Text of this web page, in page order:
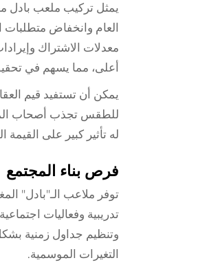
يمثل تركيب ملعب بادل
العام وانخفاض متطلبات
معدلات الاشتراك
أعلى، مما يسهم في
يمكن أن تستفيد قيم
للطقس تجذب أصحاب
له تأثير كبير على
فرص بناء المجتمع
توفر ملاعب الـ"بادل"
تدريبية وفعاليات
وتنظيم جداول زمنية
التغيرات الموسمية.